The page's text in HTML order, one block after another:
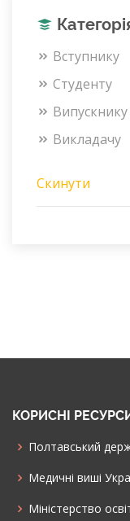
Вступнику
Студенту
Випускнику
Викладачу
Скинути
КОРИСНІ
Полтавський
Медичні виші
Міністерство